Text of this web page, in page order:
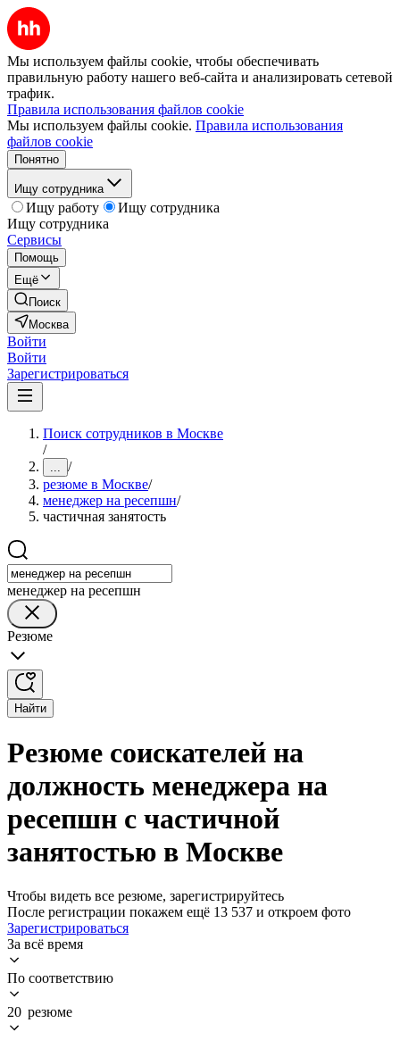
Мы используем файлы cookie, чтобы обеспечивать
правильную работу нашего веб-сайта и анализировать сетевой
трафик.
Правила использования файлов cookie
Мы используем файлы cookie. Правила использования
файлов cookie
Понятно
Ищу сотрудника
Ищу работу
Ищу сотрудника
Ищу сотрудника
Сервисы
Помощь
Ещё
Поиск
Москва
Войти
Войти
Зарегистрироваться
Поиск сотрудников в Москве
/
... /
резюме в Москве/
менеджер на ресепшн/
частичная занятость
менеджер на ресепшн
Резюме
Найти
Резюме соискателей на
должность менеджера на
ресепшн с частичной
занятостью в Москве
Чтобы видеть все резюме, зарегистрируйтесь
После регистрации покажем ещё 13 537 и откроем фото
Зарегистрироваться
За всё время
По соответствию
20 резюме